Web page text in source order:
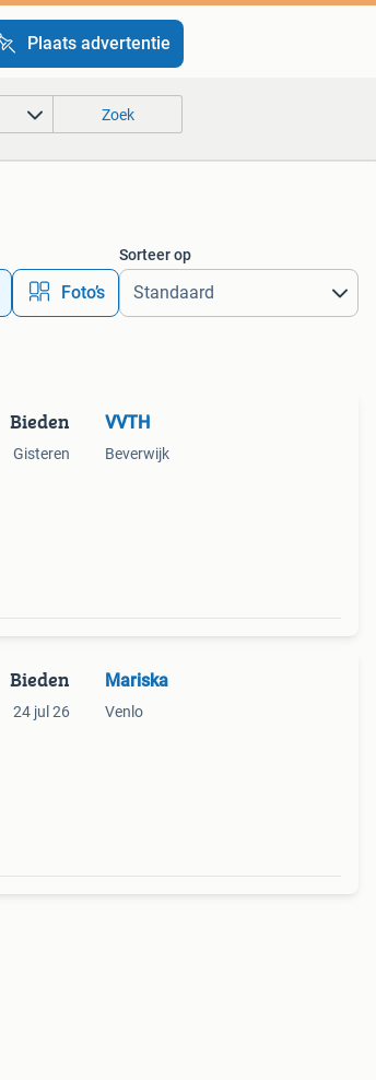
Plaats advertentie
Zoek
Foto’s
Sorteer op
Bieden
Gisteren
VVTH
Beverwijk
Bieden
24 jul 26
Mariska
Venlo